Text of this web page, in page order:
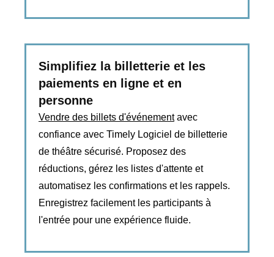
Simplifiez la billetterie et les
paiements en ligne et en
personne
Vendre des billets d'événementavec
confiance avec Timely Logiciel de billetterie
de théâtre sécurisé. Proposez des
réductions, gérez les listes d'attente et
automatisez les confirmations et les rappels.
Enregistrez facilement les participants à
l'entrée pour une expérience fluide.